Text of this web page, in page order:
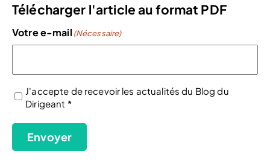
Télécharger l'article au format PDF
Votre e-mail (Nécessaire)
(Nécessaire)
J'accepte de recevoir les actualités du Blog du
Dirigeant *
Envoyer